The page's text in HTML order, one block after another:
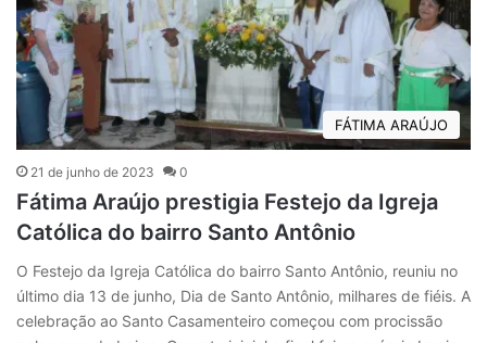
FÁTIMA ARAÚJO
21 de junho de 2023 0
Fátima Araújo prestigia Festejo da Igreja
Católica do bairro Santo Antônio
O Festejo da Igreja Católica do bairro Santo Antônio, reuniu no
último dia 13 de junho, Dia de Santo Antônio, milhares de fiéis. A
celebração ao Santo Casamenteiro começou com procissão